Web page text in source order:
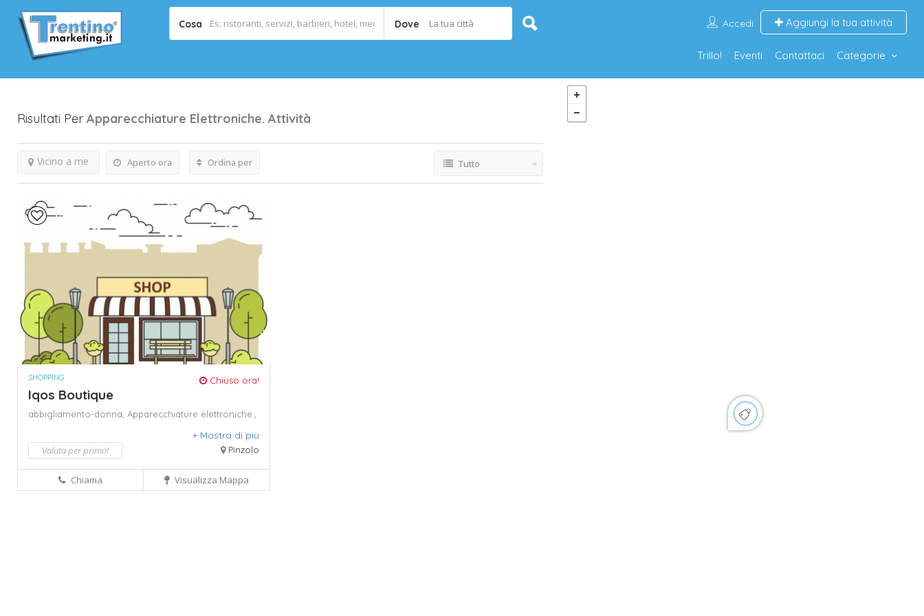
Cosa Dove La tua città Accedi Aggiungi la tua attività
Trillo! Eventi Contattaci Categorie
Risultati Per Apparecchiature Elettroniche. Attività
Aperto ora
Vicino a me Ordina per Tutto
SHOPPING Chiuso ora!
Iqos Boutique
abbigliamento-donna, Apparecchiature elettroniche.,
prova guidata,utilizzo
voucher (solo nei negozi aderenti alle iniziative),v
pay,vendita accessori,
+ Mostra di più
Valuta per primo!
Pinzolo
Chiama Visualizza Mappa